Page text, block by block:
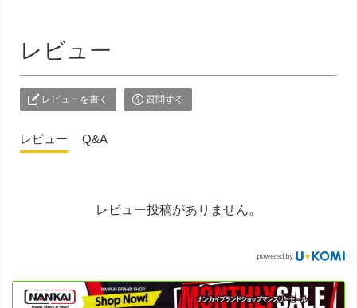
レビュー
レビューを書く 質問する
レビュー Q&A
レビュー投稿がありません。